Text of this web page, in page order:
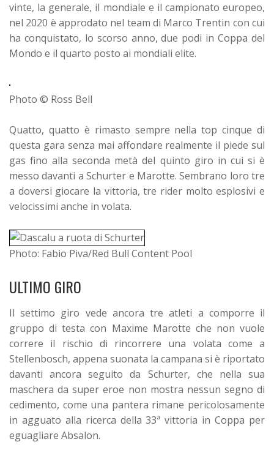
vinte, la generale, il mondiale e il campionato europeo,
nel 2020 è approdato nel team di Marco Trentin con cui
ha conquistato, lo scorso anno, due podi in Coppa del
Mondo e il quarto posto ai mondiali elite.
Photo © Ross Bell
Quatto, quatto è rimasto sempre nella top cinque di
questa gara senza mai affondare realmente il piede sul
gas fino alla seconda metà del quinto giro in cui si è
messo davanti a Schurter e Marotte. Sembrano loro tre
a doversi giocare la vittoria, tre rider molto esplosivi e
velocissimi anche in volata.
Photo: Fabio Piva/Red Bull Content Pool
ULTIMO GIRO
Il settimo giro vede ancora tre atleti a comporre il
gruppo di testa con Maxime Marotte che non vuole
correre il rischio di rincorrere una volata come a
Stellenbosch, appena suonata la campana si è riportato
davanti ancora seguito da Schurter, che nella sua
maschera da super eroe non mostra nessun segno di
cedimento, come una pantera rimane pericolosamente
in agguato alla ricerca della 33ª vittoria in Coppa per
eguagliare Absalon.